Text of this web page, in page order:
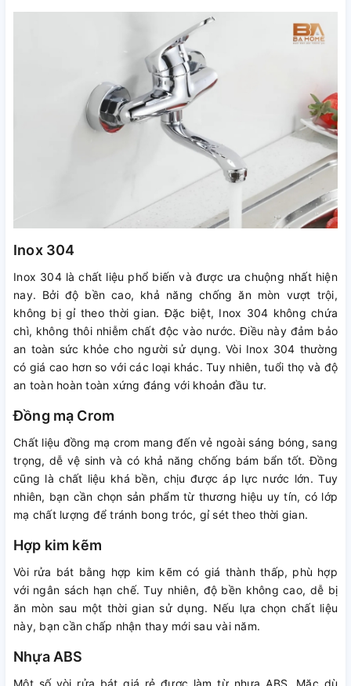
Inox 304
Inox 304 là chất liệu phổ biến và được ưa chuộng nhất hiện
nay. Bởi độ bền cao, khả năng chống ăn mòn vượt trội,
không bị gỉ theo thời gian. Đặc biệt, Inox 304 không chứa
chì, không thôi nhiễm chất độc vào nước. Điều này đảm bảo
an toàn sức khỏe cho người sử dụng. Vòi Inox 304 thường
có giá cao hơn so với các loại khác. Tuy nhiên, tuổi thọ và độ
an toàn hoàn toàn xứng đáng với khoản đầu tư.
Đồng mạ Crom
Chất liệu đồng mạ crom mang đến vẻ ngoài sáng bóng, sang
trọng, dễ vệ sinh và có khả năng chống bám bẩn tốt. Đồng
cũng là chất liệu khá bền, chịu được áp lực nước lớn. Tuy
nhiên, bạn cần chọn sản phẩm từ thương hiệu uy tín, có lớp
mạ chất lượng để tránh bong tróc, gỉ sét theo thời gian.
Hợp kim kẽm
Vòi rửa bát bằng hợp kim kẽm có giá thành thấp, phù hợp
với ngân sách hạn chế. Tuy nhiên, độ bền không cao, dễ bị
ăn mòn sau một thời gian sử dụng. Nếu lựa chọn chất liệu
này, bạn cần chấp nhận thay mới sau vài năm.
Nhựa ABS
Một số vòi rửa bát giá rẻ được làm từ nhựa ABS. Mặc dù